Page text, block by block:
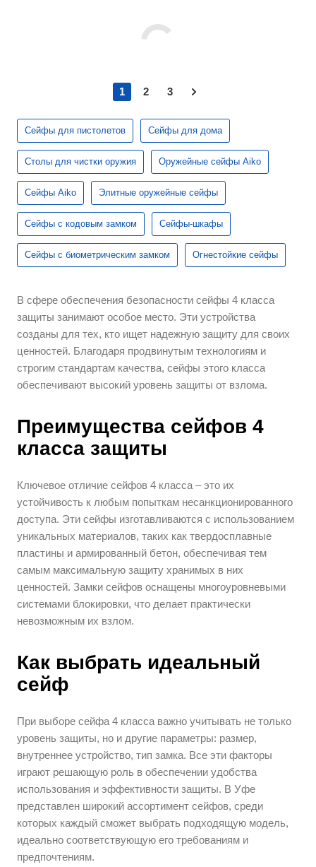
1 2 3
Сейфы для пистолетов Сейфы для дома
Столы для чистки оружия Оружейные сейфы Aiko
Сейфы Aiko Элитные оружейные сейфы
Сейфы с кодовым замком Сейфы-шкафы
Сейфы с биометрическим замком Огнестойкие сейфы
В сфере обеспечения безопасности сейфы 4 класса
защиты занимают особое место. Эти устройства
созданы для тех, кто ищет надежную защиту для своих
ценностей. Благодаря продвинутым технологиям и
строгим стандартам качества, сейфы этого класса
обеспечивают высокий уровень защиты от взлома.
Преимущества сейфов 4
класса защиты
Ключевое отличие сейфов 4 класса – это их
устойчивость к любым попыткам несанкционированного
доступа. Эти сейфы изготавливаются с использованием
уникальных материалов, таких как твердосплавные
пластины и армированный бетон, обеспечивая тем
самым максимальную защиту хранимых в них
ценностей. Замки сейфов оснащены многоуровневыми
системами блокировки, что делает практически
невозможным их взлом.
Как выбрать идеальный
сейф
При выборе сейфа 4 класса важно учитывать не только
уровень защиты, но и другие параметры: размер,
внутреннее устройство, тип замка. Все эти факторы
играют решающую роль в обеспечении удобства
использования и эффективности защиты. В Уфе
представлен широкий ассортимент сейфов, среди
которых каждый сможет выбрать подходящую модель,
идеально соответствующую его требованиям и
предпочтениям.